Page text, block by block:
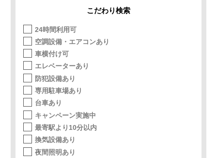
こだわり検索
24時間利用可
空調設備・エアコンあり
車横付け可
エレベーターあり
防犯設備あり
専用駐車場あり
台車あり
キャンペーン実施中
最寄駅より10分以内
換気設備あり
夜間照明あり